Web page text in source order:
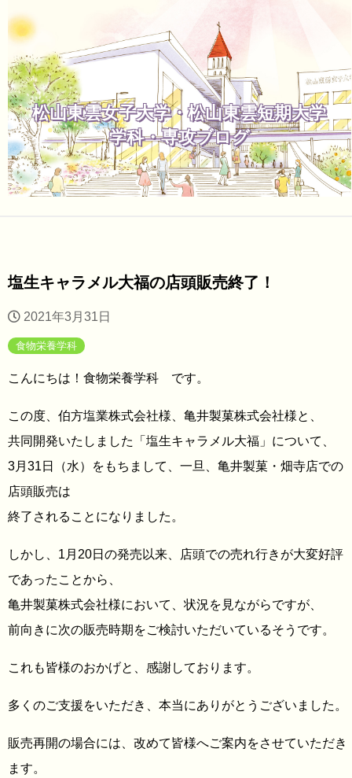
松山東雲女子大学・松山東雲短期大学
学科・専攻ブログ
塩生キャラメル大福の店頭販売終了！
2021年3月31日
食物栄養学科
こんにちは！食物栄養学科 です。
この度、伯方塩業株式会社様、亀井製菓株式会社様と、
共同開発いたしました「塩生キャラメル大福」について、
3月31日（水）をもちまして、一旦、亀井製菓・畑寺店での
店頭販売は
終了されることになりました。
しかし、1月20日の発売以来、店頭での売れ行きが大変好評
であったことから、
亀井製菓株式会社様において、状況を見ながらですが、
前向きに次の販売時期をご検討いただいているそうです。
これも皆様のおかげと、感謝しております。
多くのご支援をいただき、本当にありがとうございました。
販売再開の場合には、改めて皆様へご案内をさせていただき
ます。